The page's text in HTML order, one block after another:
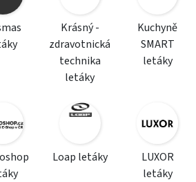
Krásný -
zdravotnická
technika
letáky
Kuchyně
SMART
letáky
Loap letáky
LUXOR
letáky